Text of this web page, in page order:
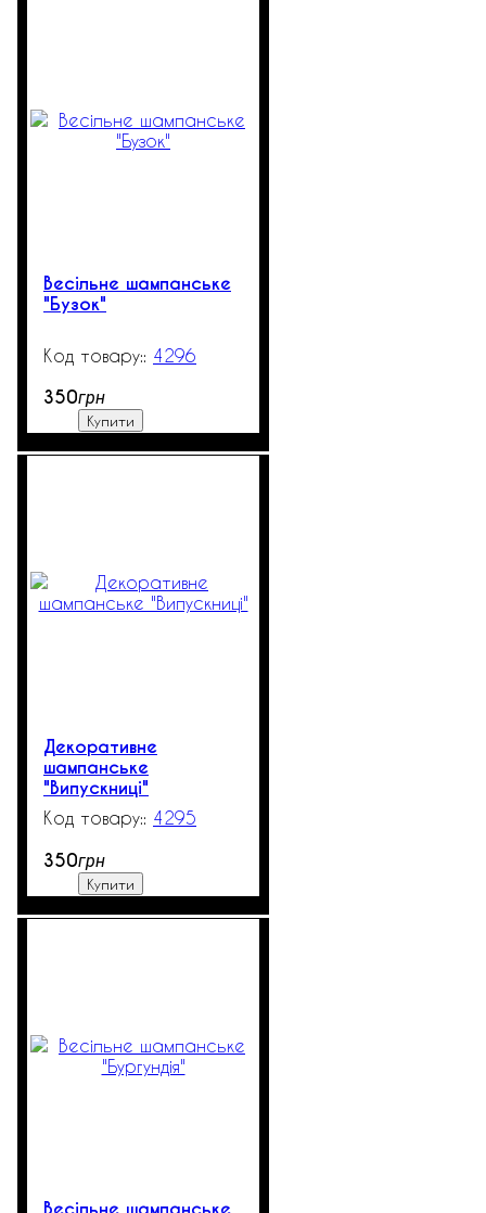
Весільне шампанське
"Бузок"
4296
350грн
Купити
Декоративне
шампанське
"Випускниці"
4295
350грн
Купити